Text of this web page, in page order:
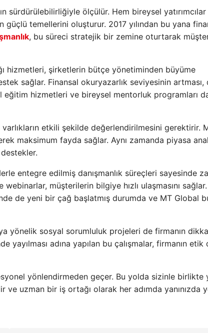
sürdürülebilirliğiyle ölçülür. Hem bireysel
temellerini oluşturur. 2017 yılından bu yana
, bu süreci stratejik bir zemine oturtarak
hizmetleri, şirketlerin bütçe yönetiminden büyüme
sağlar. Finansal okuryazarlık seviyesinin artması,
eğitim hizmetleri ve bireysel mentorluk programları
etkili şekilde değerlendirilmesini gerektirir.
maksimum fayda sağlar. Aynı zamanda piyasa
entegre edilmiş danışmanlık süreçleri sayesinde
müşterilerin bilgiye hızlı ulaşmasını sağlar.
de yeni bir çağ başlatmış durumda ve MT Global
yönelik sosyal sorumluluk projeleri de firmanın
adına yapılan bu çalışmalar, firmanın etik
yönlendirmeden geçer. Bu yolda sizinle birlikte
ve uzman bir iş ortağı olarak her adımda yanınızda